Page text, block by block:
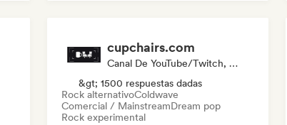
cupchairs.com
Canal De YouTube/Twitch, Medios De Comunicación/Periodista
&gt; 1500 respuestas dadas
Rock alternativoColdwave
Comercial / MainstreamDream pop
Rock experimental